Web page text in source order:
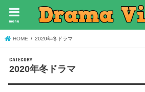
menu
HOME 2020年冬ドラマ
2020年冬ドラマ